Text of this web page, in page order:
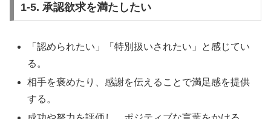
1-5. 承認欲求を満たしたい
「認められたい」「特別扱いされたい」と感じてい
る。
相手を褒めたり、感謝を伝えることで満足感を提供
する。